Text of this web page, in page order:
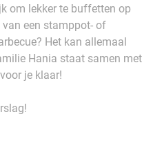
om lekker te buffetten op
een stamppot- of
Het kan allemaal
Hania staat samen met
je klaar!